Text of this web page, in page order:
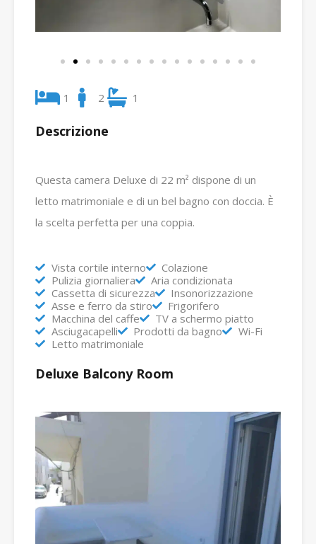
1 2 1
Descrizione
Questa camera Deluxe di 22 m² dispone di un
letto matrimoniale e di un bel bagno con doccia. È
la scelta perfetta per una coppia.
Vista cortile interno
Colazione
Pulizia giornaliera
Aria condizionata
Cassetta di sicurezza
Insonorizzazione
Asse e ferro da stiro
Frigorifero
Macchina del caffe
TV a schermo piatto
Asciugacapelli
Prodotti da bagno
Wi-Fi
Letto matrimoniale
Deluxe Balcony Room